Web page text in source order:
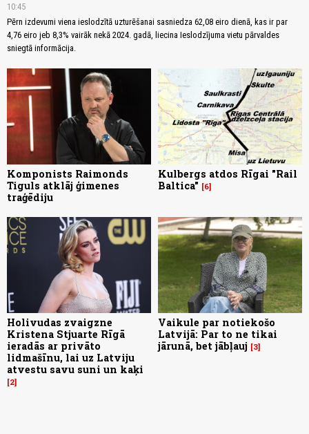
10:45
Pērn izdevumi viena ieslodzītā uzturēšanai sasniedza 62,08 eiro dienā, kas ir par
4,76 eiro jeb 8,3% vairāk nekā 2024. gadā, liecina Ieslodzījuma vietu pārvaldes
sniegtā informācija.
Komponists Raimonds
Tiguls atklāj ģimenes
traģēdiju
Kulbergs atdos Rīgai "Rail
Baltica"
6
Holivudas zvaigzne
Kristena Stjuarte Rīgā
ieradās ar privāto
lidmašīnu, lai uz Latviju
atvestu savu suni un kaķi
2
Vaikule par notiekošo
Latvijā: Par to ne tikai
jārunā, bet jābļauj
3